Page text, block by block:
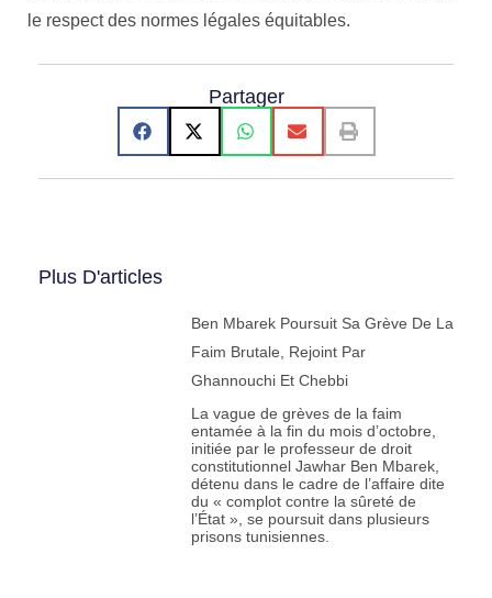
le respect des normes légales équitables.
Partager
Plus D'articles
Ben Mbarek Poursuit Sa Grève De La
Faim Brutale, Rejoint Par
Ghannouchi Et Chebbi
La vague de grèves de la faim
entamée à la fin du mois d’octobre,
initiée par le professeur de droit
constitutionnel Jawhar Ben Mbarek,
détenu dans le cadre de l’affaire dite
du « complot contre la sûreté de
l’État », se poursuit dans plusieurs
prisons tunisiennes.